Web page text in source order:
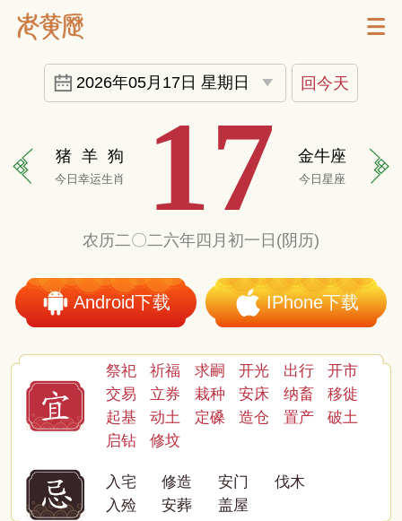
2026年05月17日 星期日 回今天
猪 羊 狗
今日幸运生肖 17 金牛座
今日星座
农历二〇二六年四月初一日(阴历)
Android下载 IPhone下载
祭祀 祈福 求嗣 开光 出行
开市
交易
立券 栽种 安床 纳畜
移徙
起基
动土 定磉 造仓 置产
破土
启钻
修坟
入宅 修造 安门
伐木
入殓
安葬 盖屋